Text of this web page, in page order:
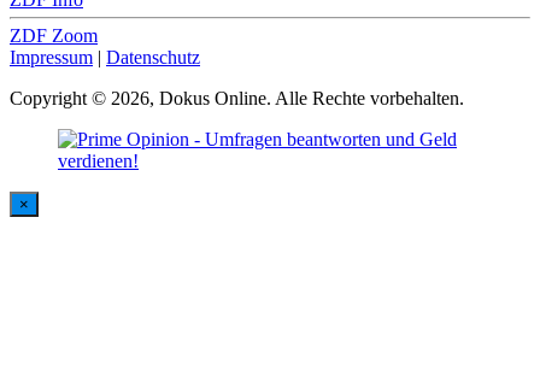
ZDF Zoom
Impressum | Datenschutz
Copyright © 2026, Dokus Online. Alle Rechte vorbehalten.
×